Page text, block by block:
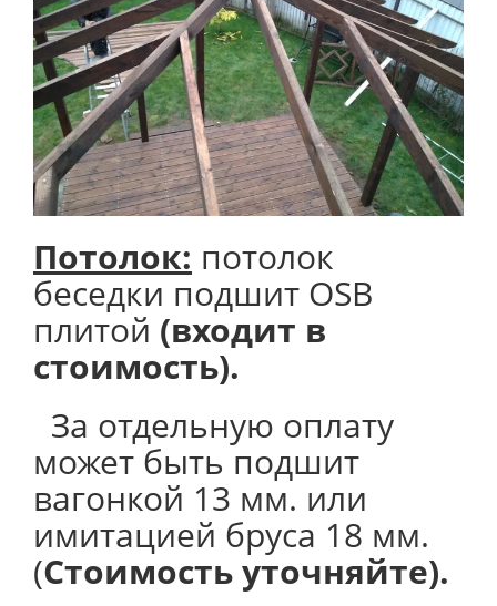
Потолок: потолок
беседки подшит OSB
плитой (входит в
стоимость).
За отдельную оплату
может быть подшит
вагонкой 13 мм. или
имитацией бруса 18 мм.
(Стоимость уточняйте).